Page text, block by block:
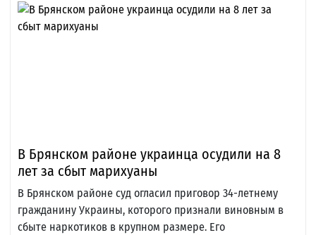
В Брянском районе украинца осудили на 8
лет за сбыт марихуаны
В Брянском районе суд огласил приговор 34-летнему
гражданину Украины, которого признали виновным в
сбыте наркотиков в крупном размере. Его